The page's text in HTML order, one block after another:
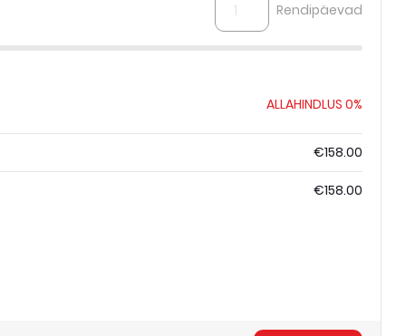
Rendipäevad
ALLAHINDLUS 0%
€158.00
€158.00